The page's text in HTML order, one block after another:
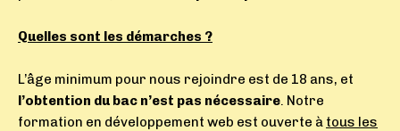
Quelles sont les démarches ?
L’âge minimum pour nous rejoindre est de 18 ans, et
l’obtention du bac n’est pas nécessaire. Notre
formation en développement web est ouverte à tous les